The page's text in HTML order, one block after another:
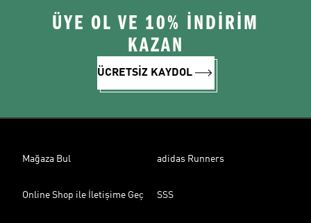
ÜYE OL VE 10% İNDİRİM
KAZAN
ÜCRETSİZ KAYDOL
Mağaza Bul adidas Runners
Online Shop ile İletişime Geç SSS